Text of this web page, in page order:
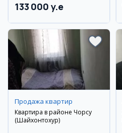
133 000 y.e
Продажа квартир
Квартира в районе Чорсу
(Шайхонтохур)